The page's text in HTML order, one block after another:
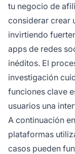
tu negocio de
considerar crear
invirtiendo
apps de redes
inéditos. El
investigación
funciones clave
usuarios una
A continuación
plataformas
casos pueden